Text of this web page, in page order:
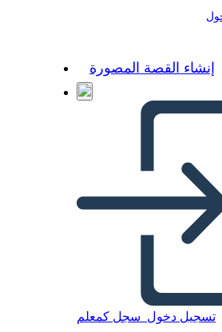
إنشاء القصة المصورة
تسجيل دخول سجل كمعلم